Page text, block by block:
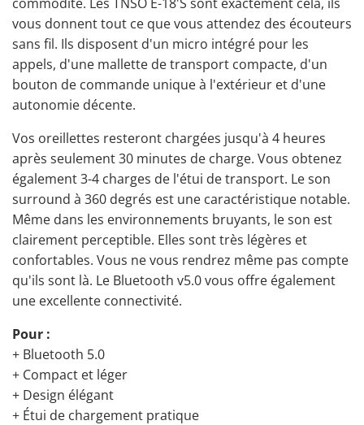
vous donnent tout ce que vous attendez des écouteurs
sans fil. Ils disposent d'un micro intégré pour les
appels, d'une mallette de transport compacte, d'un
bouton de commande unique à l'extérieur et d'une
autonomie décente.
Vos oreillettes resteront chargées jusqu'à 4 heures
après seulement 30 minutes de charge. Vous obtenez
également 3-4 charges de l'étui de transport. Le son
surround à 360 degrés est une caractéristique notable.
Même dans les environnements bruyants, le son est
clairement perceptible. Elles sont très légères et
confortables. Vous ne vous rendrez même pas compte
qu'ils sont là. Le Bluetooth v5.0 vous offre également
une excellente connectivité.
Pour :
+ Bluetooth 5.0
+ Compact et léger
+ Design élégant
+ Étui de chargement pratique